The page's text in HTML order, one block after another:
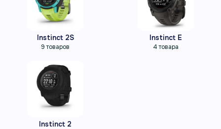
Instinct 2S
9 товаров
Instinct E
4 товара
Instinct 2